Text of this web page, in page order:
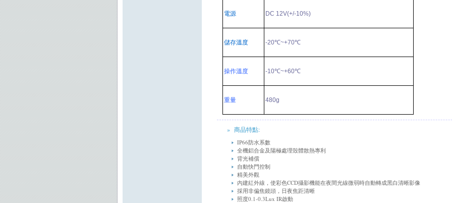
電源 DC 12V(+/-10%)
儲存溫度 -20℃~+70℃
操作溫度 -10℃~+60℃
重量 480g
» 商品特點:
IP66防 水 系 數
全 機鋁合金及陽極處理殼 體 散 熱 專 利
背 光 補 償
自 動 快 門 控 制
精 美 外 觀
內 建 紅 外 線 ， 使彩色CCD攝影機能在夜間光線微弱時自動轉成黑白清晰影像
採用非偏焦鏡頭，日夜焦距清晰
照度0.1-0.3Lux IR啟動